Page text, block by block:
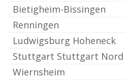
Bietigheim-Bissingen
Renningen
Ludwigsburg Hoheneck
Stuttgart Stuttgart Nord
Wiernsheim